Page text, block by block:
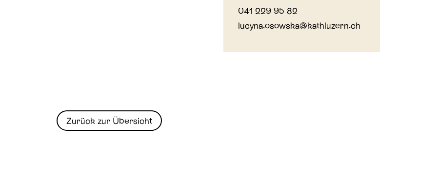
041 229 95 82
lucyna.osowska@kathluzern.ch
Zurück zur Übersicht